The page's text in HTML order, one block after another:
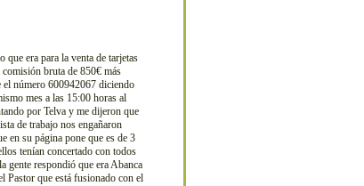
era para la venta de tarjetas
comisión bruta de 850€ más
número 600942067 diciendo
mes a las 15:00 horas al
por Telva y me dijeron que
de trabajo nos engañaron
en su página pone que es de 3
tenían concertado con todos
gente respondió que era Abanca
Pastor que está fusionado con el